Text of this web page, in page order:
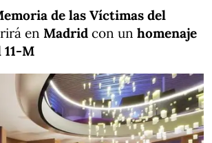
de las Víctimas del
en Madrid con un homenaje
M